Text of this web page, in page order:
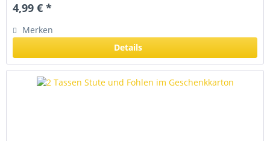
4,99 € *
Merken
Details